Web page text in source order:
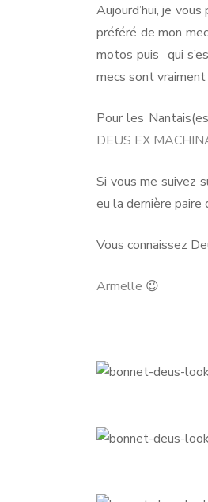
Aujourd’hui, je
préféré de mon
motos puis qui
mecs sont
Pour les
DEUS EX
Si vous me suivez
eu la dernière
Vous connaissez
Armelle 😉